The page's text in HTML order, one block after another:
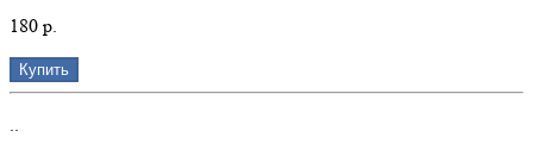
180 р.
Купить
..